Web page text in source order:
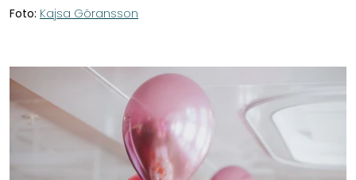
Foto: Kajsa Göransson